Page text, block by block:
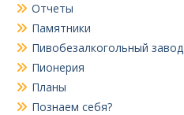
Отчеты
Памятники
Пивобезалкогольный завод
Пионерия
Планы
Познаем себя?